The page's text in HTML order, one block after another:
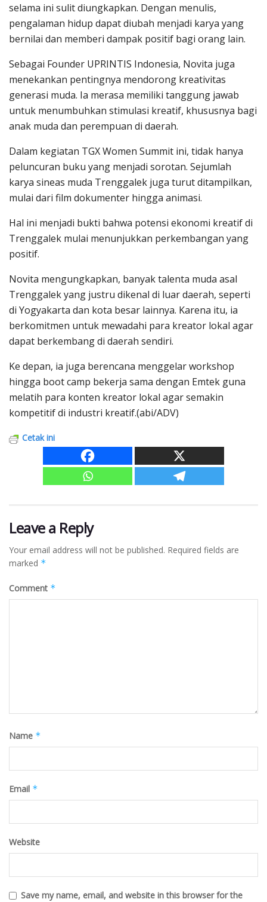
selama ini sulit diungkapkan. Dengan menulis,
pengalaman hidup dapat diubah menjadi karya yang
bernilai dan memberi dampak positif bagi orang lain.
Sebagai Founder UPRINTIS Indonesia, Novita juga
menekankan pentingnya mendorong kreativitas
generasi muda. Ia merasa memiliki tanggung jawab
untuk menumbuhkan stimulasi kreatif, khususnya bagi
anak muda dan perempuan di daerah.
Dalam kegiatan TGX Women Summit ini, tidak hanya
peluncuran buku yang menjadi sorotan. Sejumlah
karya sineas muda Trenggalek juga turut ditampilkan,
mulai dari film dokumenter hingga animasi.
Hal ini menjadi bukti bahwa potensi ekonomi kreatif di
Trenggalek mulai menunjukkan perkembangan yang
positif.
Novita mengungkapkan, banyak talenta muda asal
Trenggalek yang justru dikenal di luar daerah, seperti
di Yogyakarta dan kota besar lainnya. Karena itu, ia
berkomitmen untuk mewadahi para kreator lokal agar
dapat berkembang di daerah sendiri.
Ke depan, ia juga berencana menggelar workshop
hingga boot camp bekerja sama dengan Emtek guna
melatih para konten kreator lokal agar semakin
kompetitif di industri kreatif.(abi/ADV)
Cetak ini
Leave a Reply
Your email address will not be published. Required fields are
marked *
Comment *
Name *
Email *
Website
Save my name, email, and website in this browser for the